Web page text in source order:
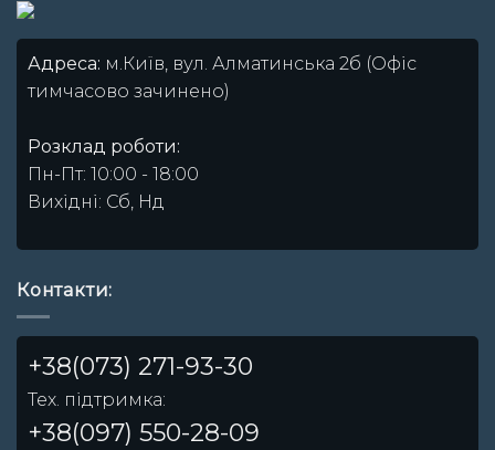
Адреса: м.Київ, вул. Алматинська 2б (Офіс
тимчасово зачинено)
Розклад роботи:
Пн-Пт: 10:00 - 18:00
Вихідні: Сб, Нд
Контакти:
+38(073) 271-93-30
Тех. підтримка:
+38(097) 550-28-09